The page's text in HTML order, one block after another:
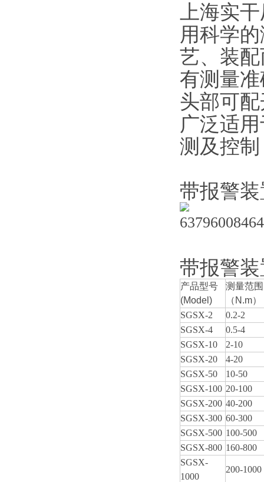
上海实
用科学的
艺、装
有测量准确
头部可配开
广泛适用
测及控制
带报警
带报警
产品型号
(Model)
测量范围
（N.m）
SGSX-2
0.2-2
SGSX-4
0.5-4
SGSX-10
2-10
SGSX-20
4-20
SGSX-50
10-50
SGSX-100 20-100
SGSX-200 40-200
SGSX-300 60-300
SGSX-500 100-500
SGSX-800 160-800
SGSX-
1000
200-1000